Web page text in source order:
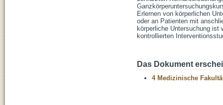
Erlernen von körperlichen
oder an Patienten mit
körperliche Untersuchung ist
kontrollierten
Das Dokument
4 Medizinische